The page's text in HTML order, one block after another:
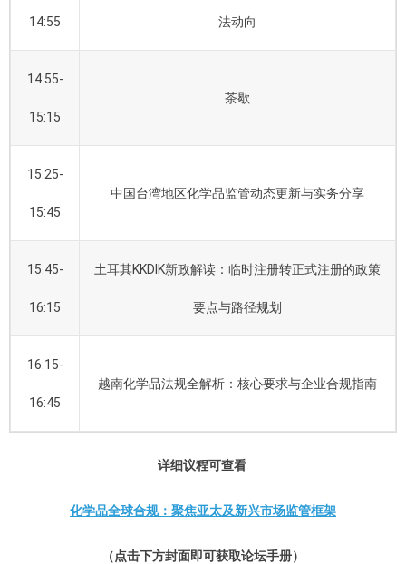
14:55 法动向
14:55-
15:15
茶歇
15:25-
15:45
中国台湾地区化学品监管动态更新与实务分享
15:45-
16:15
土耳其KKDIK新政解读：临时注册转正式注册的政策
要点与路径规划
16:15-
16:45
越南化学品法规全解析：核心要求与企业合规指南
详细议程可查看
化学品全球合规：聚焦亚太及新兴市场监管框架
（点击下方封面即可获取论坛手册）